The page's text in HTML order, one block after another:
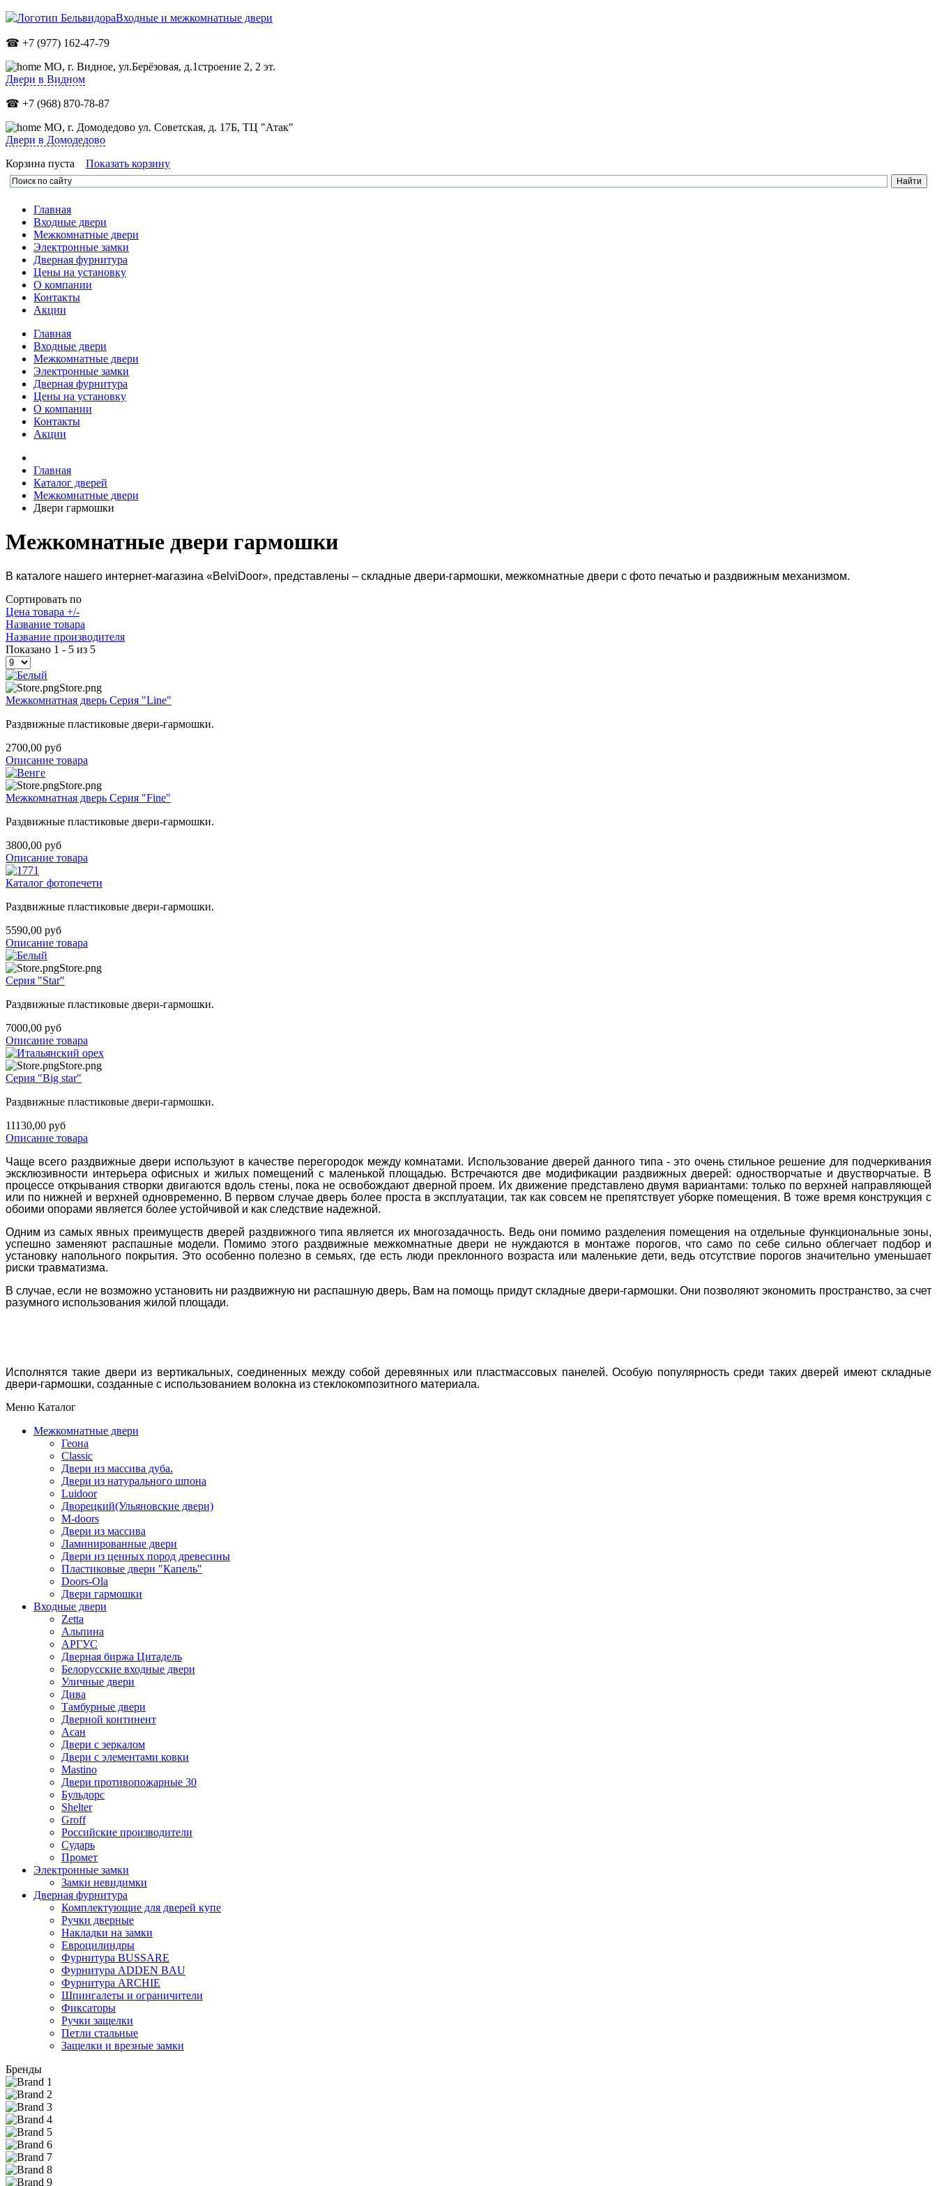
Входные и межкомнатные двери
☎ +7 (977) 162-47-79
МО, г. Видное, ул.Берёзовая, д.1строение 2, 2 эт.
Двери в Видном
☎ +7 (968) 870-78-87
МО, г. Домодедово ул. Советская, д. 17Б, ТЦ "Атак"
Двери в Домодедово
Корзина пуста
Показать корзину
Главная
Входные двери
Межкомнатные двери
Электронные замки
Дверная фурнитура
Цены на установку
О компании
Контакты
Акции
Главная
Входные двери
Межкомнатные двери
Электронные замки
Дверная фурнитура
Цены на установку
О компании
Контакты
Акции
Главная
Каталог дверей
Межкомнатные двери
Двери гармошки
Межкомнатные двери гармошки
В каталоге нашего интернет-магазина «BelviDoor», представлены – складные двери-гармошки, межкомнатные двери с фото печатью и раздвижным механизмом.
Сортировать по
Цена товара +/-
Название товара
Название производителя
Показано 1 - 5 из 5
Store.png
Межкомнатная дверь Серия "Line"
Раздвижные пластиковые двери-гармошки.
2700,00 руб
Описание товара
Store.png
Межкомнатная дверь Серия "Fine"
Раздвижные пластиковые двери-гармошки.
3800,00 руб
Описание товара
Каталог фотопечети
Раздвижные пластиковые двери-гармошки.
5590,00 руб
Описание товара
Store.png
Серия "Star"
Раздвижные пластиковые двери-гармошки.
7000,00 руб
Описание товара
Store.png
Серия "Big star"
Раздвижные пластиковые двери-гармошки.
11130,00 руб
Описание товара
Чаще всего раздвижные двери используют в качестве перегородок между комнатами. Использование дверей данного типа - это очень стильное решение для подчеркивания
эксклюзивности интерьера офисных и жилых помещений с маленькой площадью. Встречаются две модификации раздвижных дверей: одностворчатые и двустворчатые. В
процессе открывания створки двигаются вдоль стены, пока не освобождают дверной проем. Их движение представлено двумя вариантами: только по верхней направляющей
или по нижней и верхней одновременно. В первом случае дверь более проста в эксплуатации, так как совсем не препятствует уборке помещения. В тоже время конструкция с
обоими опорами является более устойчивой и как следствие надежной.
Одним из самых явных преимуществ дверей раздвижного типа является их многозадачность. Ведь они помимо разделения помещения на отдельные функциональные зоны,
успешно заменяют распашные модели. Помимо этого раздвижные межкомнатные двери не нуждаются в монтаже порогов, что само по себе сильно облегчает подбор и
установку напольного покрытия. Это особенно полезно в семьях, где есть люди преклонного возраста или маленькие дети, ведь отсутствие порогов значительно уменьшает
риски травматизма.
В случае, если не возможно установить ни раздвижную ни распашную дверь, Вам на помощь придут складные двери-гармошки. Они позволяют экономить пространство, за счет
разумного использования жилой площади.
Исполнятся такие двери из вертикальных, соединенных между собой деревянных или пластмассовых панелей. Особую популярность среди таких дверей имеют складные
двери-гармошки, созданные с использованием волокна из стеклокомпозитного материала.
Меню Каталог
Межкомнатные двери
Геона
Classic
Двери из массива дуба.
Двери из натурального шпона
Luidoor
Дворецкий(Ульяновские двери)
M-doors
Двери из массива
Ламинированные двери
Двери из ценных пород древесины
Пластиковые двери "Капель"
Doors-Ola
Двери гармошки
Входные двери
Zetta
Альпина
АРГУС
Дверная биржа Цитадель
Белорусские входные двери
Уличные двери
Дива
Тамбурные двери
Дверной континент
Асан
Двери с зеркалом
Двери с элементами ковки
Mastino
Двери противопожарные 30
Бульдорс
Shelter
Groff
Российские производители
Сударь
Промет
Электронные замки
Замки невидимки
Дверная фурнитура
Комплектующие для дверей купе
Ручки дверные
Накладки на замки
Евроцилиндры
Фурнитура BUSSARE
Фурнитура ADDEN BAU
Фурнитура ARCHIE
Шпингалеты и ограничители
Фиксаторы
Ручки защелки
Петли стальные
Защелки и врезные замки
Бренды